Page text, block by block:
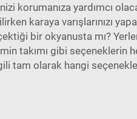
korumanıza yardımcı
karaya varışlarınızı
bir okyanusta mı?
takımı gibi seçeneklerin
tam olarak hangi